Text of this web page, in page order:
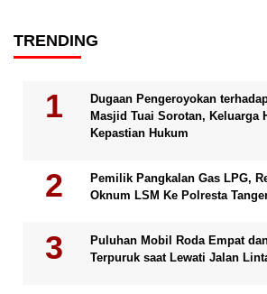
TRENDING
Dugaan Pengeroyokan
Masjid Tuai Sorotan, Keluarga
Kepastian Hukum
Pemilik Pangkalan Gas LPG,
Oknum LSM Ke Polresta
Puluhan Mobil Roda Empat
Terpuruk saat Lewati Jalan